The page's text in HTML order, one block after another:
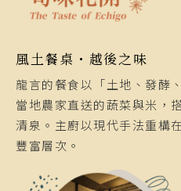
風土餐桌・越後之味
龍言的餐食以「土地、發酵
當地農家直送的蔬菜與米，
清泉。主廚以現代手法重構
豐富層次。